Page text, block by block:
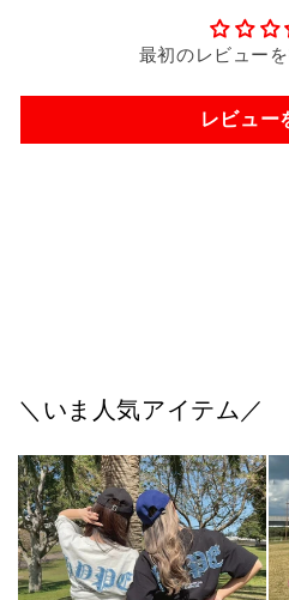
名前 *
必須
最初のレビュー
レビュー
＼いま人気アイテム／